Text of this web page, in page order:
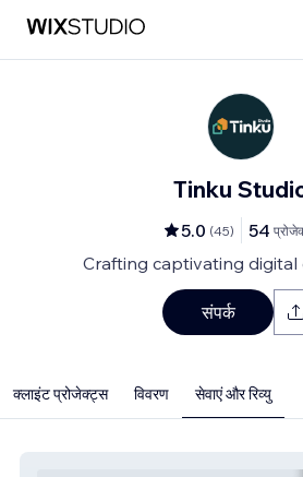
Tinku
5.0 (45) 54
Crafting captivating digital
संपर्क
क्लाइंट प्रोजेक्ट्स विवरण सेवाएं और रिव्यु